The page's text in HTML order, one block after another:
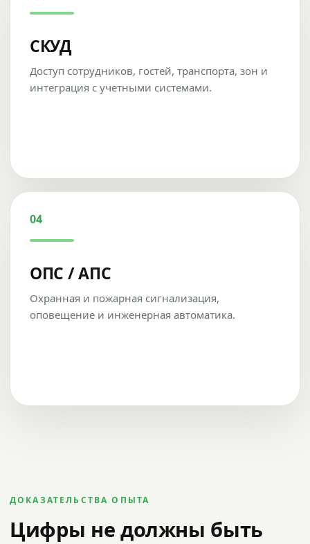
СКУД
Доступ сотрудников, гостей, транспорта, зон и
интеграция с учетными системами.
04
ОПС / АПС
Охранная и пожарная сигнализация,
оповещение и инженерная автоматика.
ДОКАЗАТЕЛЬСТВА ОПЫТА
Цифры не должны быть